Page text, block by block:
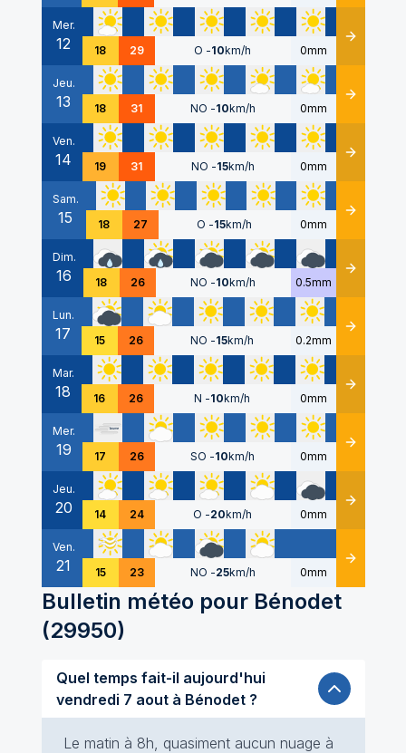
Mer.
12 18 29 O -10km/h 0mm Détails
Jeu.
13 18 31 NO -10km/h 0mm Détails
Ven.
14 19 31 NO -15km/h 0mm Détails
Sam.
15 18 27 O -15km/h 0mm Détails
Dim.
16 18 26 NO -10km/h 0.5mm Détails
Lun.
17 15 26 NO -15km/h 0.2mm Détails
Mar.
18 16 26 N -10km/h 0mm Détails
Mer.
19 17 26 SO -10km/h 0mm Détails
Jeu.
20 14 24 O -20km/h 0mm Détails
Ven.
21 15 23 NO -25km/h 0mm Détails
Bulletin météo pour Bénodet
(29950)
Quel temps fait-il aujourd'hui
vendredi 7 aout à Bénodet ?
Le matin à 8h, quasiment aucun nuage à